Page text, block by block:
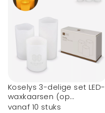
Koselys 3-delige set LED-
waxkaarsen (op
batterijen)
vanaf 10 stuks